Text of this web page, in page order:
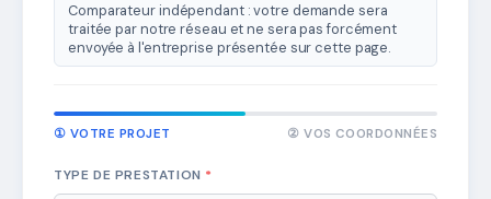
Comparateur indépendant : votre demande sera
traitée par notre réseau et ne sera pas forcément
envoyée à l'entreprise présentée sur cette page.
① VOTRE PROJET ② VOS COORDONNÉES
TYPE DE PRESTATION *